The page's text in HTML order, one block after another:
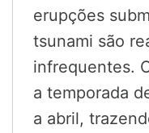
erupções
tsunami são
infrequentes.
a temporada
a abril,